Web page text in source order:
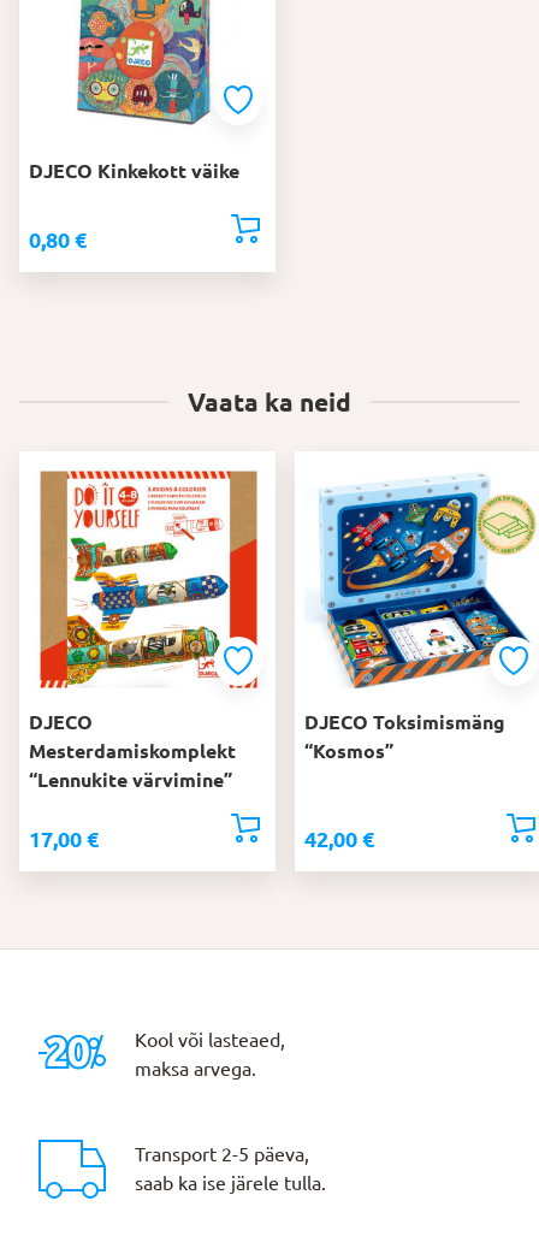
DJECO Kinkekott väike
0,80 €
Vaata ka neid
DJECO
Mesterdamiskomplekt
“Lennukite värvimine”
17,00 €
DJECO Toksimismäng
“Kosmos”
42,00 €
Kool või lasteaed,
maksa arvega.
Transport 2-5 päeva,
saab ka ise järele tulla.